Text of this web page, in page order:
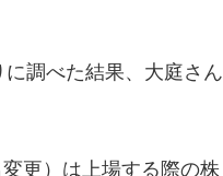
に調べた結果、大庭さん
更）は上場する際の株